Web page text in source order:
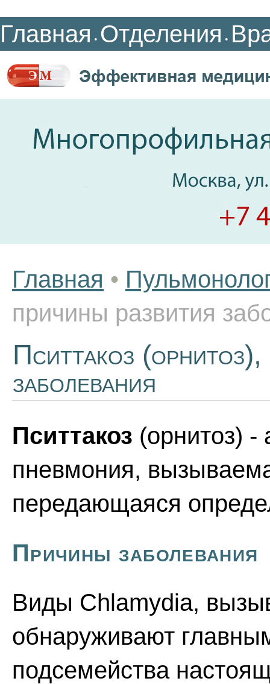
Главная • Отделения •
Главная •
причины развития
Пситтакоз
заболевания
Пситтакоз (орнитоз) -
пневмония,
передающаяся
Причины заболевания
Виды Chlamydia,
обнаруживают
подсемейства